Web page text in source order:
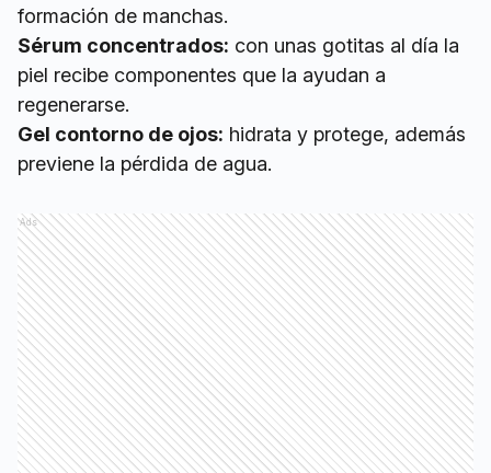
formación de manchas.
Sérum concentrados: con unas gotitas al día la
piel recibe componentes que la ayudan a
regenerarse.
Gel contorno de ojos: hidrata y protege, además
previene la pérdida de agua.
Ads